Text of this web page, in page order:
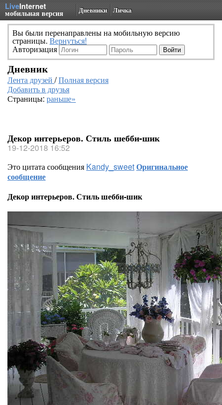
LiveInternet
мобильная версия Дневники Личка
Вы были перенаправлены на мобильную версию
страницы. Вернуться!
Авторизация
Дневник
Лента друзей /Полная версия
Добавить в друзья
Страницы: раньше»
Декор интерьеров. Стиль шебби-шик
19-12-2018 16:52
Это цитата сообщения Kandy_sweetОригинальное
сообщение
Декор интерьеров. Стиль шебби-шик